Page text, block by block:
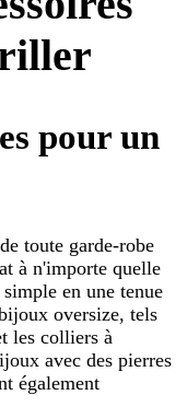
pour un
toute garde-robe
à n'importe quelle
en une tenue
oversize, tels
les colliers à
avec des pierres
également